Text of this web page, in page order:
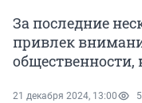
За последние
привлек
общественности,
21 декабря 2024, 13:00